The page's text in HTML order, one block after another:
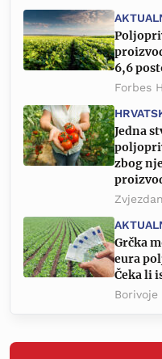
6,6
Forbes
Jedna
zbog
Grčka
eura
Čeka li
Borivoje